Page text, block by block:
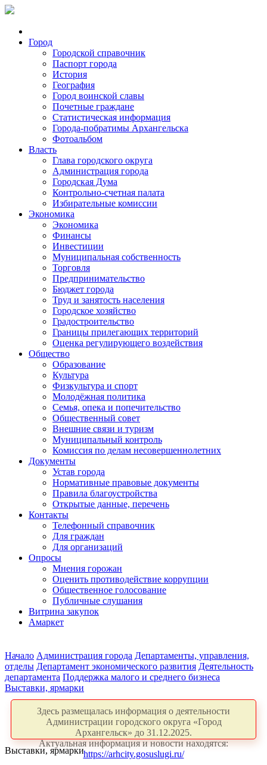
Город
Городской справочник
Паспорт города
История
География
Город воинской славы
Почетные граждане
Статистическая информация
Города-побратимы Архангельска
Фотоальбом
Власть
Глава городского округа
Администрация города
Городская Дума
Контрольно-счетная палата
Избирательные комиссии
Экономика
Экономика
Финансы
Инвестиции
Муниципальная собственность
Торговля
Предпринимательство
Бюджет города
Труд и занятость населения
Городское хозяйство
Градостроительство
Границы прилегающих территорий
Оценка регулирующего воздействия
Общество
Образование
Культура
Физкультура и спорт
Молодёжная политика
Семья, опека и попечительство
Общественный совет
Внешние связи и туризм
Муниципальный контроль
Комиссия по делам несовершеннолетних
Документы
Устав города
Нормативные правовые документы
Правила благоустройства
Открытые данные, перечень
Контакты
Телефонный справочник
Для граждан
Для организаций
Опросы
Мнения горожан
Оценить противодействие коррупции
Общественное голосование
Публичные слушания
Витрина закупок
Амаркет
Начало Администрация города Департаменты, управления,
отделы Департамент экономического развития Деятельность
департамента Поддержка малого и среднего бизнеса
Выставки, ярмарки
Здесь размещалась информация о деятельности
Администрации городского округа «Город
Архангельск» до 31.12.2025.
Актуальная информация и новости находятся:
https://arhcity.gosuslugi.ru/
Выставки, ярмарки